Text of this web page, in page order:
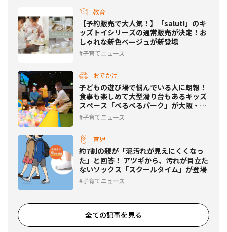
教育
【予約販売で大人気！】「salut!」のキ
ッズトイシリーズの通常販売が決定！お
しゃれな新色ベージュが新登場
子育てニュース
おでかけ
子どもの遊び場で悩んでいる人に朗報！
食事も楽しめて大型滑り台もあるキッズ
スペース「べるべるパーク」が大阪・横
浜にオープン！
子育てニュース
育児
約7割の親が「泥汚れが見えにくくなっ
た」と回答！ アツギから、汚れが目立た
ないソックス「スクールタイム」が登場
子育てニュース
全ての記事を見る